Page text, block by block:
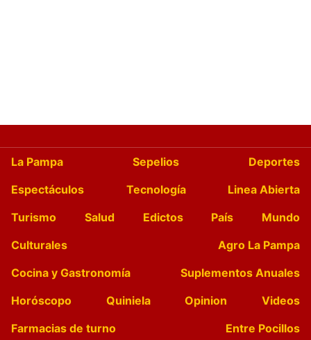
La Pampa Sepelios
Deportes
Espectáculos
Tecnología
Linea Abierta
Turismo
Salud Edictos País
Mundo
Culturales
Agro La Pampa
Cocina y Gastronomía
Suplementos Anuales
Horóscopo
Quiniela Opinion
Videos
Farmacias de turno
Entre Pocillos